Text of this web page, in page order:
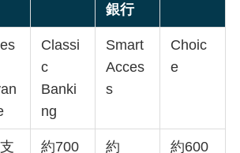
銀行
Classi
c
Banki
ng
Smart
Acces
s
Choic
e
約700
約
約600